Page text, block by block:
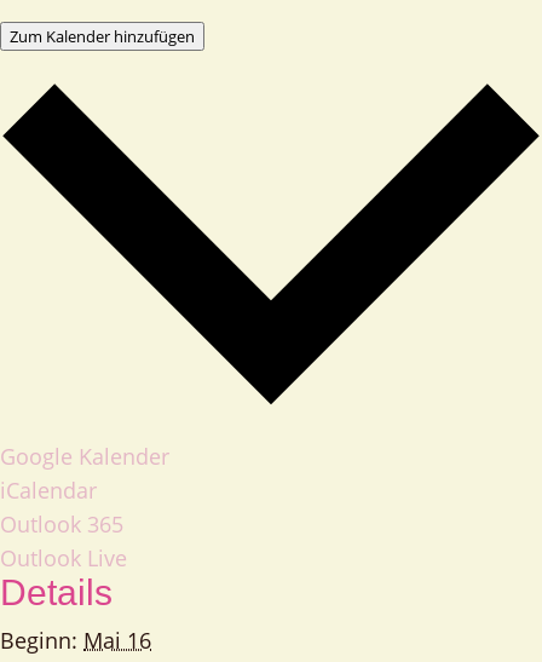
Zum Kalender hinzufügen
Google Kalender
iCalendar
Outlook 365
Outlook Live
Details
Beginn: Mai 16